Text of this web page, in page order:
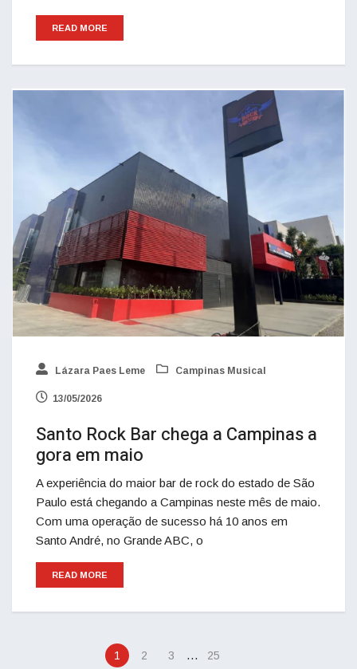
READ MORE
Lázara Paes Leme Campinas Musical
13/05/2026
Santo Rock Bar chega a Campinas a
gora em maio
A experiência do maior bar de rock do estado de São
Paulo está chegando a Campinas neste mês de maio.
Com uma operação de sucesso há 10 anos em
Santo André, no Grande ABC, o
READ MORE
1 2 3 … 25